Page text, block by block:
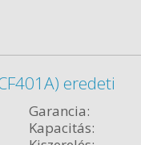
eredeti
Garancia:
Kapacitás: